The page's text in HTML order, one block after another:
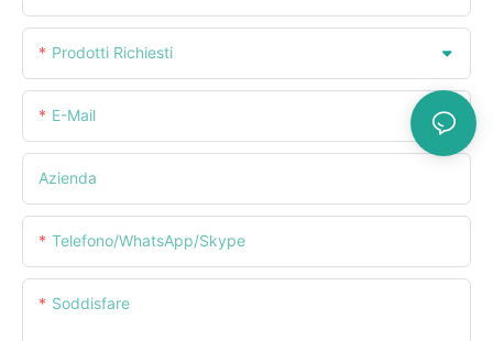
Prodotti Richiesti
E-Mail
Azienda
Telefono/WhatsApp/Skype
Soddisfare